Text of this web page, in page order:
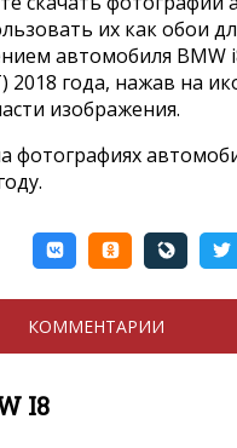
их как обои
автомобиля BMW
2018 года, нажав на
изображения.
фотографиях
КОММЕНТАРИИ
I8